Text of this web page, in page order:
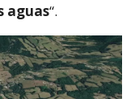
aguas“.